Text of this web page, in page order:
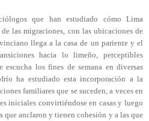
que han estudiado cómo Lima
las migraciones, con las ubicaciones de
llega a la casa de un pariente y el
hacia lo limeño, perceptibles
los fines de semana en diversas
ha estudiado esta incorporación a la
familiares que se suceden, a veces en
iniciales convirtiéndose en casas y luego
que anclaron y tienen cohesión y a las que